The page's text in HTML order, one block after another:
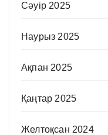
Сәуір 2025
Наурыз 2025
Ақпан 2025
Қаңтар 2025
Желтоқсан 2024